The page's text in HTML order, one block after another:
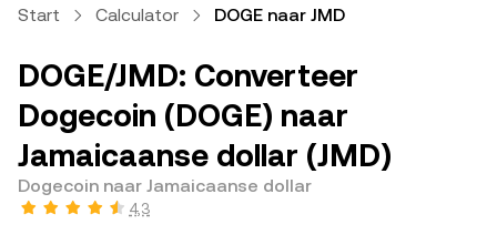
Start Calculator DOGE naar JMD
DOGE/JMD: Converteer
Dogecoin (DOGE) naar
Jamaicaanse dollar (JMD)
Dogecoin naar Jamaicaanse dollar
4,3